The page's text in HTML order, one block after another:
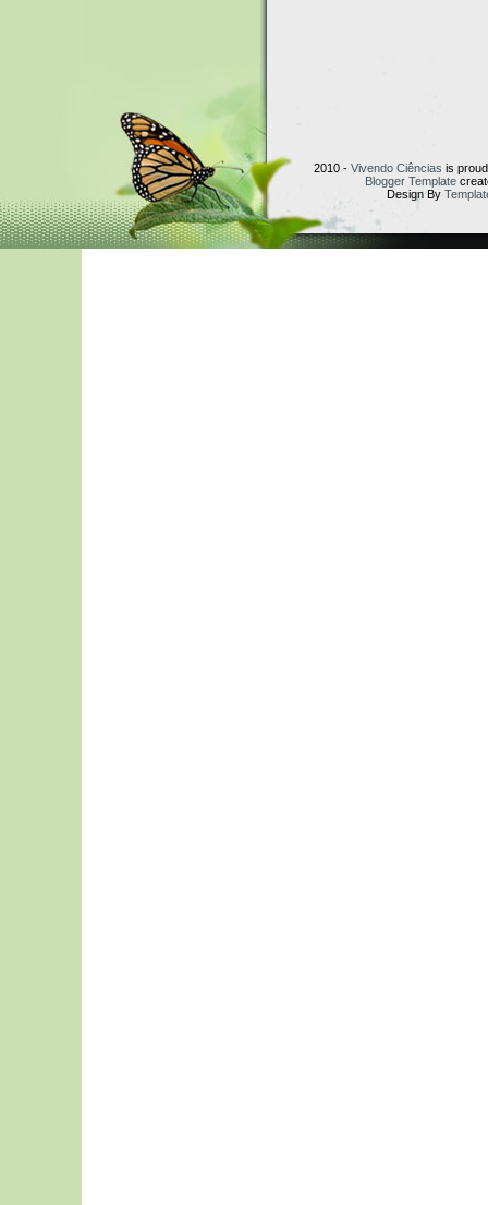
2010 -Vivendo Ciências is
Blogger Template
Design By